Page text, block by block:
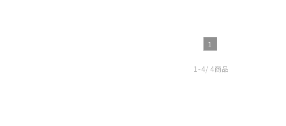
1
1-4/ 4商品